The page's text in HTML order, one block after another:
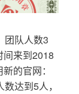
团队人数3
间来到2018
的官网：
达到5人，